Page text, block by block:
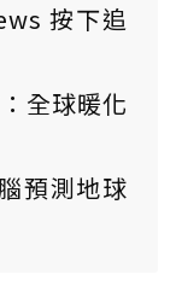
按下追
全球暖化
預測地球